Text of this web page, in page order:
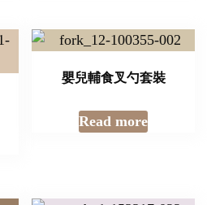
嬰兒輔食叉勺套裝
Read more